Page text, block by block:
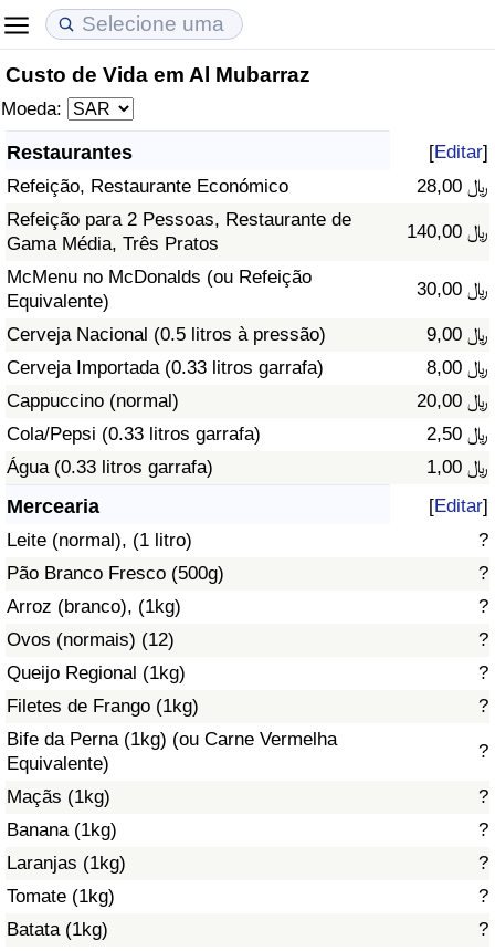
Custo de Vida em Al Mubarraz
Moeda:
Restaurantes [Editar]
Refeição, Restaurante Económico
28,00 ﷼
Refeição para 2 Pessoas, Restaurante de
Gama Média, Três Pratos
140,00 ﷼
McMenu no McDonalds (ou Refeição
Equivalente)
30,00 ﷼
Cerveja Nacional (0.5 litros à pressão)
9,00 ﷼
Cerveja Importada (0.33 litros garrafa)
8,00 ﷼
Cappuccino (normal)
20,00 ﷼
Cola/Pepsi (0.33 litros garrafa)
2,50 ﷼
Água (0.33 litros garrafa)
1,00 ﷼
Mercearia [Editar]
Leite (normal), (1 litro)
?
Pão Branco Fresco (500g)
?
Arroz (branco), (1kg)
?
Ovos (normais) (12)
?
Queijo Regional (1kg)
?
Filetes de Frango (1kg)
?
Bife da Perna (1kg) (ou Carne Vermelha
Equivalente)
?
Maçãs (1kg)
?
Banana (1kg)
?
Laranjas (1kg)
?
Tomate (1kg)
?
Batata (1kg)
?
Custo de Vida
Indicador de Custo de Vida
Indicador de Custo de Vida Por País
em Aqaba
Preços de Imóveis
Indicador de Preços de Imóveis
Indicador de Preços de Imóveis por País
Qualidade de Vida
Indicador de Qualidade de Vida (Atual)
Índice de qualidade de vida por país
Crime
Taxa do Indicador de Crime (Atual)
Indicador de Crime
Índice de criminalidade por país
Saúde
Indicador de Saúde (Atual)
Indicador de Saúde
Indicador de Saúde por País
Poluição
Índice de poluição
Indicador de Poluição por País